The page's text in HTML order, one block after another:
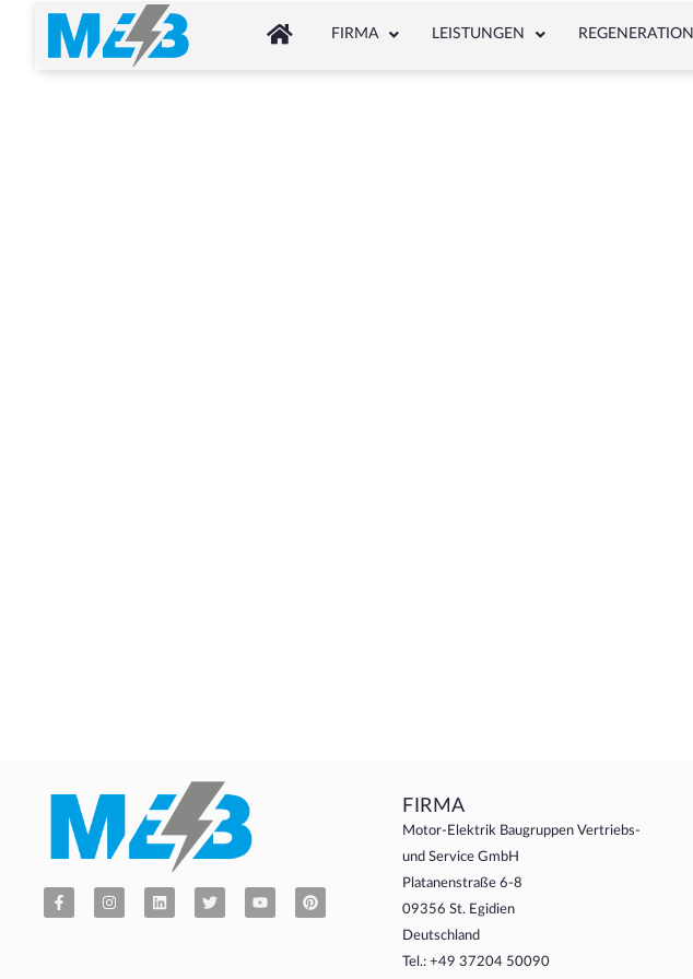
FIRMA LEISTUNGEN REGENERATION
FIRMA
Motor-Elektrik Baugruppen Vertriebs-
und Service GmbH
Platanenstraße 6-8
09356 St. Egidien
Deutschland
Tel.: +49 37204 50090